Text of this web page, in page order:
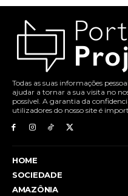
Todas as suas informações
ajudar a tornar a sua visita no
possível. A garantia da
utilizadores do nosso site é
HOME
SOCIEDADE
AMAZÔNIA